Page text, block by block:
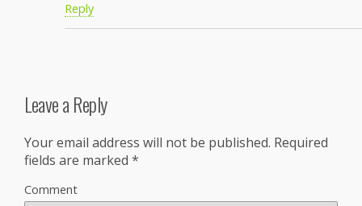
Reply
Leave a Reply
Your email address will not be published. Required
fields are marked *
Comment